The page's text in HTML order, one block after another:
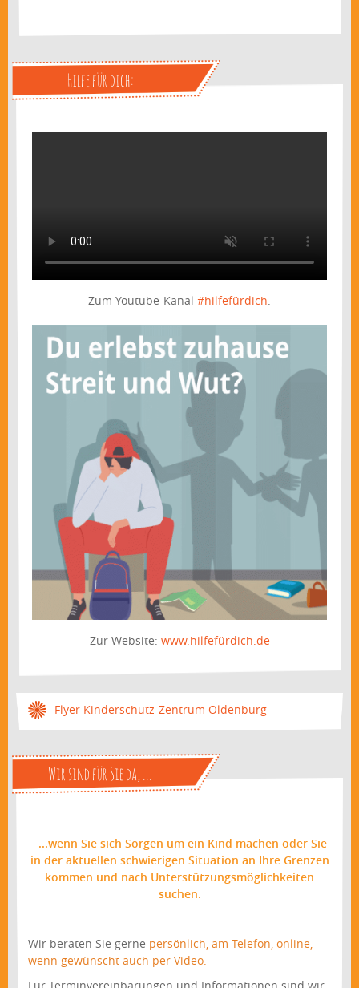
Hilfe für dich:
Zum Youtube-Kanal #hilfefürdich.
Zur Website: www.hilfefürdich.de
Flyer Kinderschutz-Zentrum Oldenburg
Wir sind für Sie da, ...
...wenn Sie sich Sorgen um ein Kind machen oder Sie
in der aktuellen schwierigen Situation an Ihre Grenzen
kommen und nach Unterstützungsmöglichkeiten
suchen.
Wir beraten Sie gerne persönlich, am Telefon, online,
wenn gewünscht auch per Video.